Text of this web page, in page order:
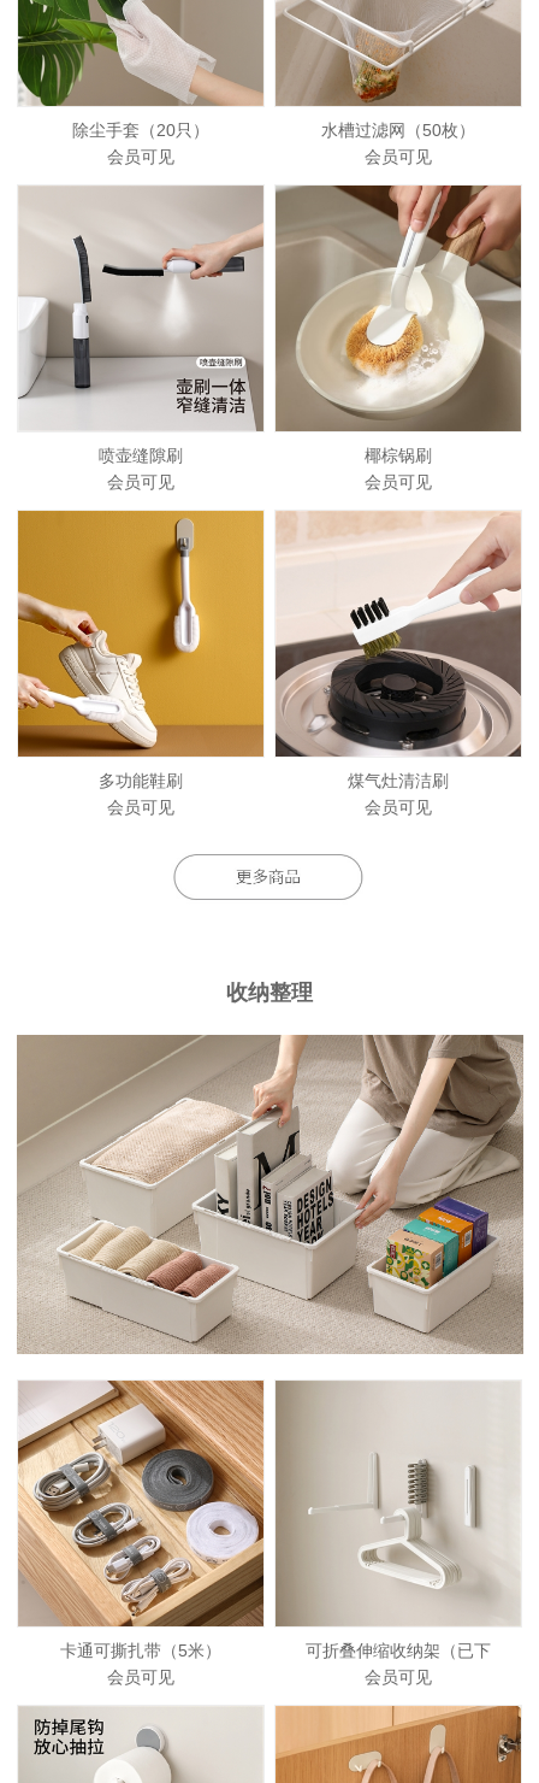
除尘手套（20只）
会员可见
水槽过滤网（50枚）
会员可见
喷壶缝隙刷
会员可见
椰棕锅刷
会员可见
多功能鞋刷
会员可见
煤气灶清洁刷
会员可见
收纳整理
卡通可撕扎带（5米）
会员可见
可折叠伸缩收纳架（已下
会员可见